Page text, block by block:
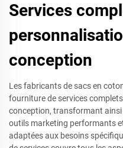
Services
conception
Les fabricants de sacs en
fourniture de services
conception, transformant
outils marketing performants
adaptées aux besoins